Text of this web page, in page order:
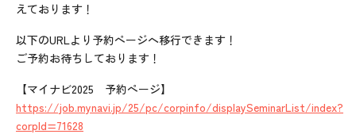
えております！
以下のURLより予約ページへ移行できます！
ご予約お待ちしております！
【マイナビ2025 予約ページ】
https://job.mynavi.jp/25/pc/corpinfo/displaySeminarList/index?
corpId=71628